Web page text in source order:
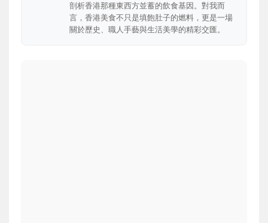
剖析香港那種東西方並蓄的飲食基因。對我而
言，香港美食不只是填飽肚子的燃料，更是一場
關於歷史、職人手藝與生活美學的精彩交匯。